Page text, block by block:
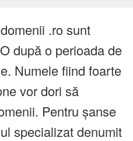
.ro sunt
după o perioada de
Numele fiind foarte
vor dori să
Pentru șanse
specializat denumit